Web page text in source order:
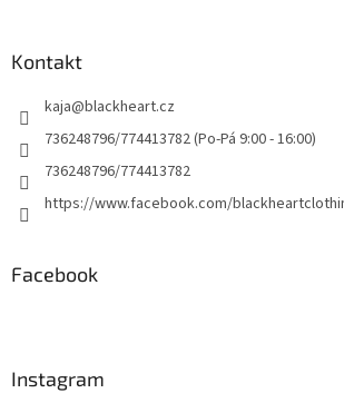
Kontakt
kaja@blackheart.cz
736248796/774413782 (Po-Pá 9:00 - 16:00)
736248796/774413782
https://www.facebook.com/
Facebook
Instagram